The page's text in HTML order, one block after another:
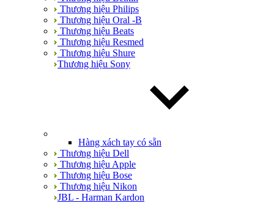
Thương hiệu Philips
Thương hiệu Oral -B
Thương hiệu Beats
Thương hiệu Resmed
Thương hiệu Shure
Thương hiệu Sony
Hàng xách tay có sẵn
Thương hiệu Dell
Thương hiệu Apple
Thương hiệu Bose
Thương hiệu Nikon
JBL - Harman Kardon